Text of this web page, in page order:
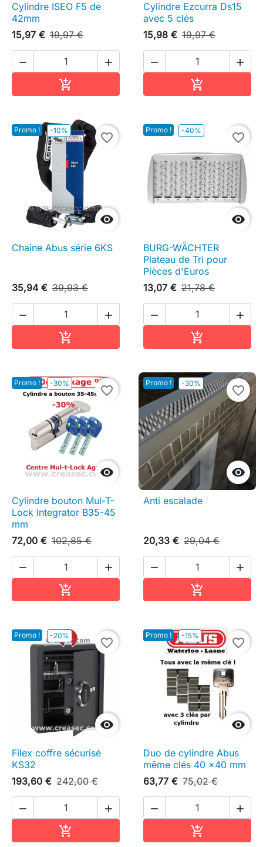
Cylindre ISEO F5 de
42mm
15,97 € 19,97 €
 

Cylindre Ezcurra Ds15
avec 5 clés
15,98 € 19,97 €
 

Promo ! -10%

favorite_border
Chaine Abus série 6KS
35,94 € 39,93 €
 

Promo ! -40%

favorite_border
BURG-WÄCHTER
Plateau de Tri pour
Pièces d'Euros
13,07 € 21,78 €
 

Promo ! -30%

favorite_border
Cylindre bouton Mul-T-
Lock Integrator B35-45
mm
72,00 € 102,85 €
 

Promo ! -30%

favorite_border
Anti escalade
20,33 € 29,04 €
 

Promo ! -20%

favorite_border
Filex coffre sécurisé
KS32
193,60 € 242,00 €
 

Promo ! -15%

favorite_border
Duo de cylindre Abus
même clés 40 x40 mm
63,77 € 75,02 €
 
